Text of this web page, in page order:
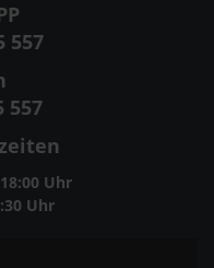
557
557
Uhr
Uhr